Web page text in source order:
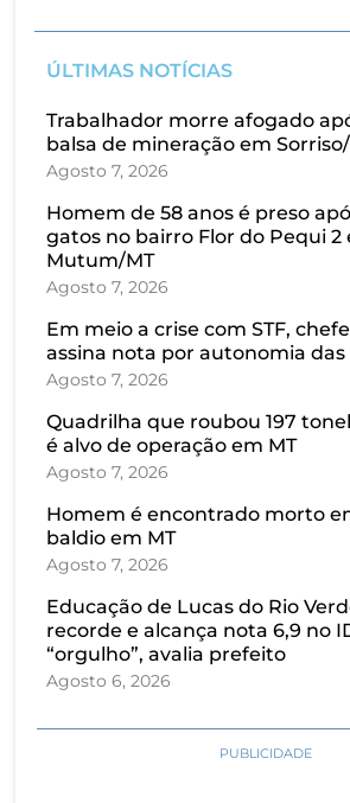
ÚLTIMAS NOTÍCIAS
Trabalhador morre afogado
balsa de mineração em
Agosto 7, 2026
Homem de 58 anos é preso
gatos no bairro Flor do Pequi 2
Mutum/MT
Agosto 7, 2026
Em meio a crise com STF,
assina nota por autonomia
Agosto 7, 2026
Quadrilha que roubou 197
é alvo de operação em MT
Agosto 7, 2026
Homem é encontrado morto
baldio em MT
Agosto 7, 2026
Educação de Lucas do Rio
recorde e alcança nota 6,9 no
“orgulho”, avalia prefeito
Agosto 6, 2026
PUBLICIDADE